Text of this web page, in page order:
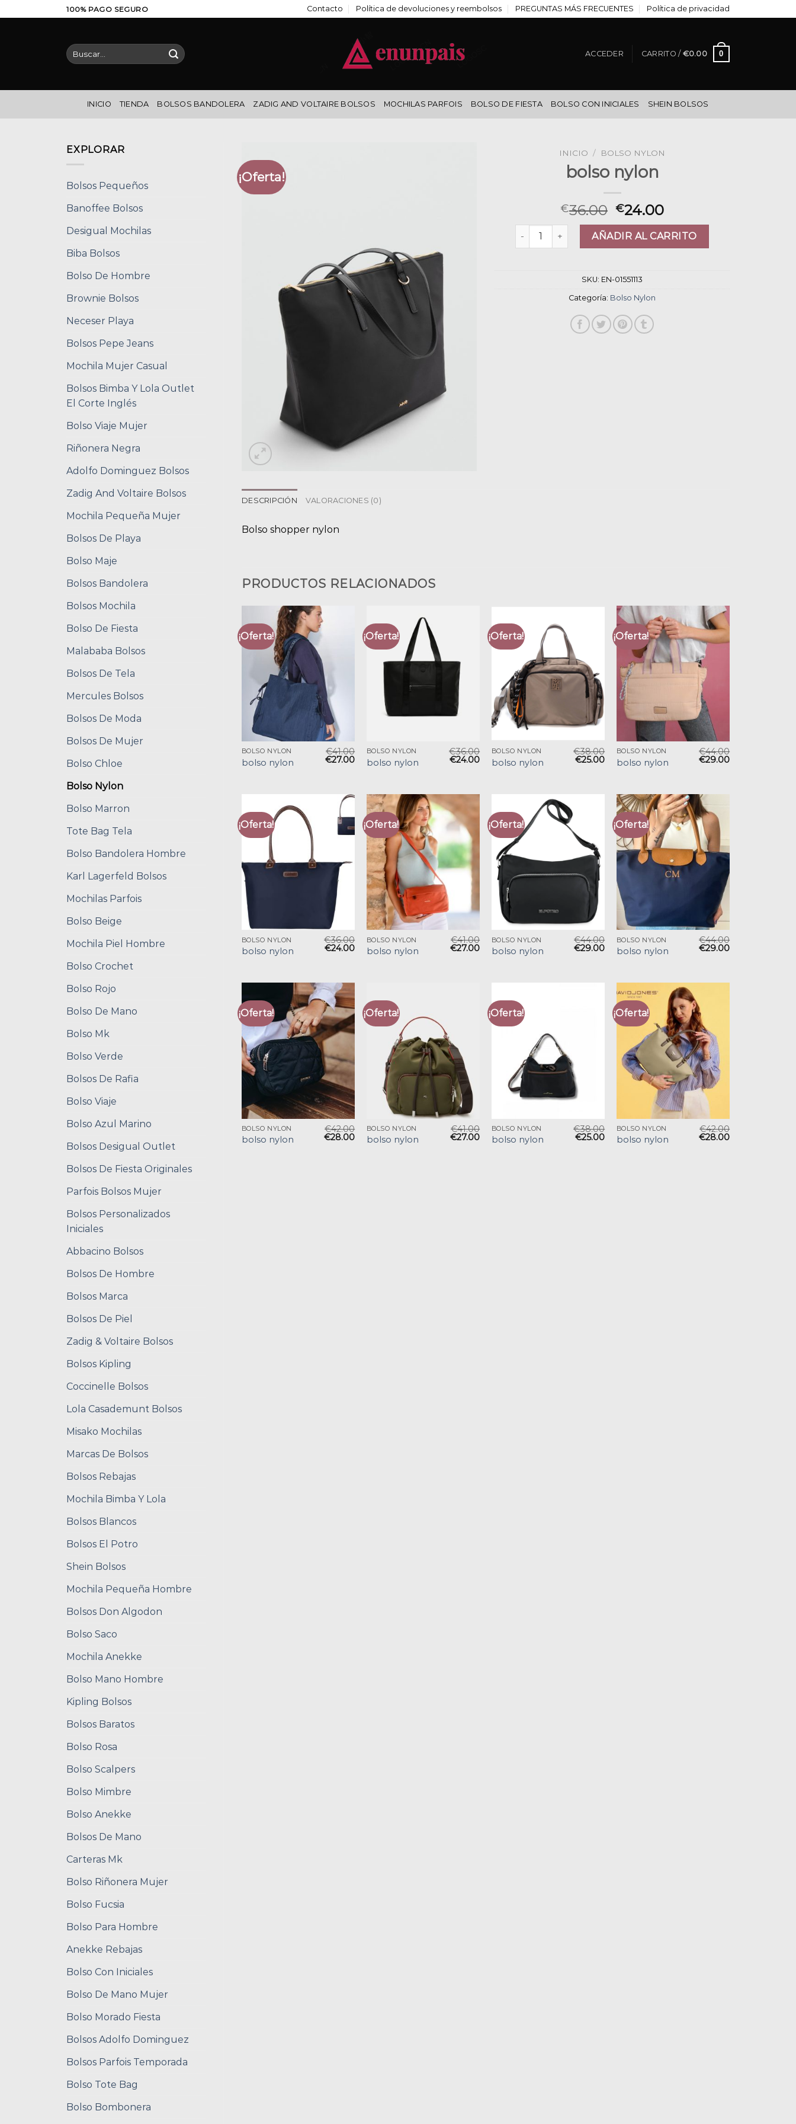
al
100% PAGO SEGURO Contacto Política de devoluciones y reembolsos PREGUNTAS MÁS FRECUENTES Política de privacidad
Buscar
por:
ACCEDER CARRITO / €0.00 0
INICIO TIENDA BOLSOS BANDOLERA ZADIG AND VOLTAIRE BOLSOS MOCHILAS PARFOIS BOLSO DE FIESTA BOLSO CON INICIALES SHEIN BOLSOS
EXPLORAR
Bolsos Pequeños
Banoffee Bolsos
Desigual Mochilas
Biba Bolsos
Bolso De Hombre
Brownie Bolsos
Neceser Playa
Bolsos Pepe Jeans
Mochila Mujer Casual
Bolsos Bimba Y Lola Outlet
El Corte Inglés
Bolso Viaje Mujer
Riñonera Negra
Adolfo Dominguez Bolsos
Zadig And Voltaire Bolsos
Mochila Pequeña Mujer
Bolsos De Playa
Bolso Maje
Bolsos Bandolera
Bolsos Mochila
Bolso De Fiesta
Malababa Bolsos
Bolsos De Tela
Mercules Bolsos
Bolsos De Moda
Bolsos De Mujer
Bolso Chloe
Bolso Nylon
Bolso Marron
Tote Bag Tela
Bolso Bandolera Hombre
Karl Lagerfeld Bolsos
Mochilas Parfois
Bolso Beige
Mochila Piel Hombre
Bolso Crochet
Bolso Rojo
Bolso De Mano
Bolso Mk
Bolso Verde
Bolsos De Rafia
Bolso Viaje
Bolso Azul Marino
Bolsos Desigual Outlet
Bolsos De Fiesta Originales
Parfois Bolsos Mujer
Bolsos Personalizados
Iniciales
Abbacino Bolsos
Bolsos De Hombre
Bolsos Marca
Bolsos De Piel
Zadig & Voltaire Bolsos
Bolsos Kipling
Coccinelle Bolsos
Lola Casademunt Bolsos
Misako Mochilas
Marcas De Bolsos
Bolsos Rebajas
Mochila Bimba Y Lola
Bolsos Blancos
Bolsos El Potro
Shein Bolsos
Mochila Pequeña Hombre
Bolsos Don Algodon
Bolso Saco
Mochila Anekke
Bolso Mano Hombre
Kipling Bolsos
Bolsos Baratos
Bolso Rosa
Bolso Scalpers
Bolso Mimbre
Bolso Anekke
Bolsos De Mano
Carteras Mk
Bolso Riñonera Mujer
Bolso Fucsia
Bolso Para Hombre
Anekke Rebajas
Bolso Con Iniciales
Bolso De Mano Mujer
Bolso Morado Fiesta
Bolsos Adolfo Dominguez
Bolsos Parfois Temporada
Bolso Tote Bag
Bolso Bombonera
¡Oferta!
INICIO / BOLSO NYLON
bolso nylon
€36.00 €24.00
bolso nylon cantidadAÑADIR AL CARRITO
SKU: EN-01551113
Categoría: Bolso Nylon
DESCRIPCIÓN VALORACIONES (0)
Bolso shopper nylon
PRODUCTOS RELACIONADOS
¡Oferta!
BOLSO NYLON
bolso nylon
€41.00
€27.00
¡Oferta!
BOLSO NYLON
bolso nylon
€36.00
€24.00
¡Oferta!
BOLSO NYLON
bolso nylon
€38.00
€25.00
¡Oferta!
BOLSO NYLON
bolso nylon
€44.00
€29.00
¡Oferta!
BOLSO NYLON
bolso nylon
€36.00
€24.00
¡Oferta!
BOLSO NYLON
bolso nylon
€41.00
€27.00
¡Oferta!
BOLSO NYLON
bolso nylon
€44.00
€29.00
¡Oferta!
BOLSO NYLON
bolso nylon
€44.00
€29.00
¡Oferta!
BOLSO NYLON
bolso nylon
€42.00
€28.00
¡Oferta!
BOLSO NYLON
bolso nylon
€41.00
€27.00
¡Oferta!
BOLSO NYLON
bolso nylon
€38.00
€25.00
¡Oferta!
BOLSO NYLON
bolso nylon
€42.00
€28.00